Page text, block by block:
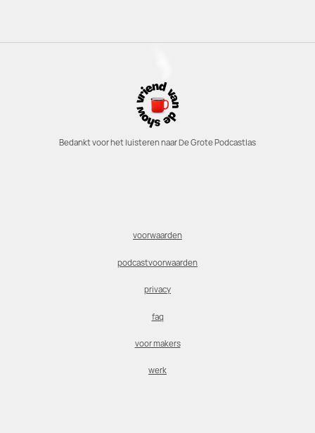
Bedankt voor het luisteren naar De Grote Podcastlas
voorwaarden
podcastvoorwaarden
privacy
faq
voor makers
werk